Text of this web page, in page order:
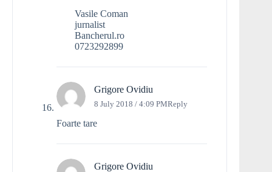
Vasile Coman
jurnalist
Bancherul.ro
0723292899
Grigore Ovidiu
8 July 2018 / 4:09 PMReply
Foarte tare
Grigore Ovidiu